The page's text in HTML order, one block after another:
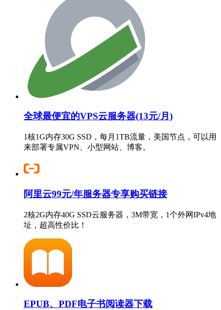
全球最便宜的VPS云服务器(13元/月)
1核1G内存30G SSD，每月1TB流量，美国节点，可以用
来部署专属VPN、小型网站、博客。
阿里云99元/年服务器专享购买链接
2核2G内存40G SSD云服务器，3M带宽，1个外网IPv4地
址，超高性价比！
EPUB、PDF电子书阅读器下载